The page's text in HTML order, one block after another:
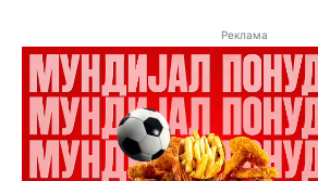
Реклама